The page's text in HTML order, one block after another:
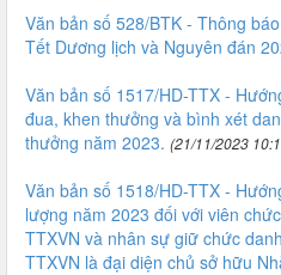
Văn bản số 528/BTK - Thông
Tết Dương lịch và Nguyên đán
Văn bản số 1517/HD-TTX -
đua, khen thưởng và bình xét
thưởng năm 2023. (21/11/2023
Văn bản số 1518/HD-TTX -
lượng năm 2023 đối với viên
TTXVN và nhân sự giữ chức
TTXVN là đại diện chủ sở hữu